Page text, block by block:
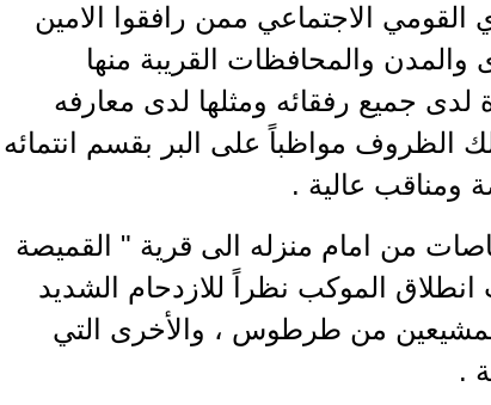
القومي الاجتماعي ممن رافقوا الامين
والمدن والمحافظات القريبة منها
لدى جميع رفقائه ومثلها لدى معارفه
مواظباً على البر بقسم انتمائه
ومناقب عالية .
من امام منزله الى قرية " القميصة
الموكب نظراً للازدحام الشديد
من طرطوس ، والأخرى التي
.